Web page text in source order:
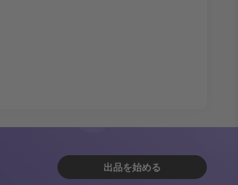
出品を始める